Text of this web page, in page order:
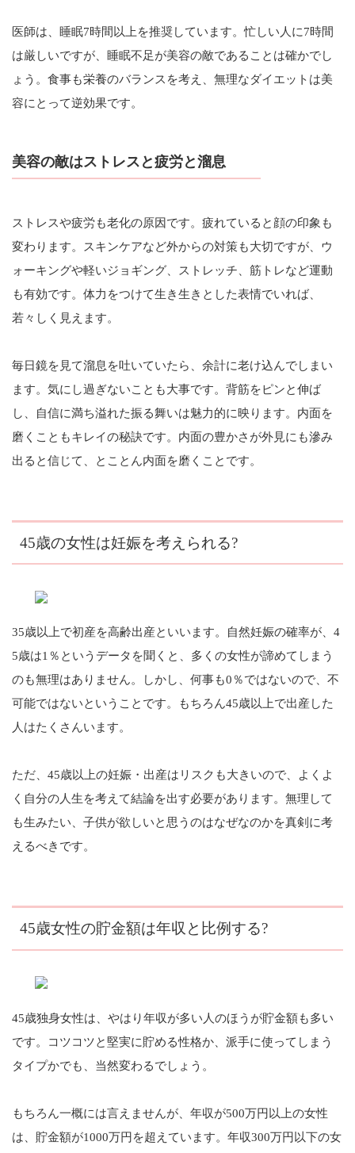
医師は、睡眠7時間以上を推奨しています。忙しい人に7時間
は厳しいですが、睡眠不足が美容の敵であることは確かでし
ょう。食事も栄養のバランスを考え、無理なダイエットは美
容にとって逆効果です。
美容の敵はストレスと疲労と溜息
ストレスや疲労も老化の原因です。疲れていると顔の印象も
変わります。スキンケアなど外からの対策も大切ですが、ウ
ォーキングや軽いジョギング、ストレッチ、筋トレなど運動
も有効です。体力をつけて生き生きとした表情でいれば、
若々しく見えます。
毎日鏡を見て溜息を吐いていたら、余計に老け込んでしまい
ます。気にし過ぎないことも大事です。背筋をピンと伸ば
し、自信に満ち溢れた振る舞いは魅力的に映ります。内面を
磨くこともキレイの秘訣です。内面の豊かさが外見にも滲み
出ると信じて、とことん内面を磨くことです。
45歳の女性は妊娠を考えられる?
35歳以上で初産を高齢出産といいます。自然妊娠の確率が、4
5歳は1％というデータを聞くと、多くの女性が諦めてしまう
のも無理はありません。しかし、何事も0％ではないので、不
可能ではないということです。もちろん45歳以上で出産した
人はたくさんいます。
ただ、45歳以上の妊娠・出産はリスクも大きいので、よくよ
く自分の人生を考えて結論を出す必要があります。無理して
も生みたい、子供が欲しいと思うのはなぜなのかを真剣に考
えるべきです。
45歳女性の貯金額は年収と比例する?
45歳独身女性は、やはり年収が多い人のほうが貯金額も多い
です。コツコツと堅実に貯める性格か、派手に使ってしまう
タイプかでも、当然変わるでしょう。
もちろん一概には言えませんが、年収が500万円以上の女性
は、貯金額が1000万円を超えています。年収300万円以下の女